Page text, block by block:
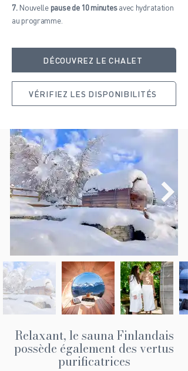
7. Nouvellepause de 10 minutesavec hydratation
au programme.
DÉCOUVREZ LE CHALET
VÉRIFIEZ LES DISPONIBILITÉS
Relaxant, le sauna Finlandais
possède également des vertus
purificatrices